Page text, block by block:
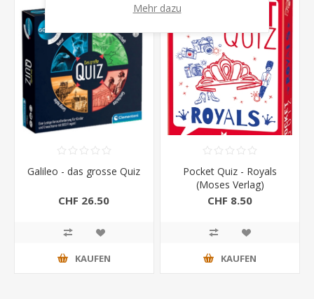
Galileo - das grosse Quiz
CHF 26.50
KAUFEN
Pocket Quiz - Royals
(Moses Verlag)
CHF 8.50
KAUFEN
Mehr dazu